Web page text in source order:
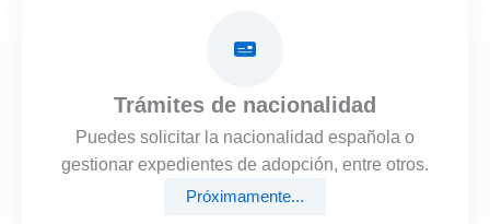
Trámites de nacionalidad
Puedes solicitar la nacionalidad española o
gestionar expedientes de adopción, entre otros.
Próximamente...